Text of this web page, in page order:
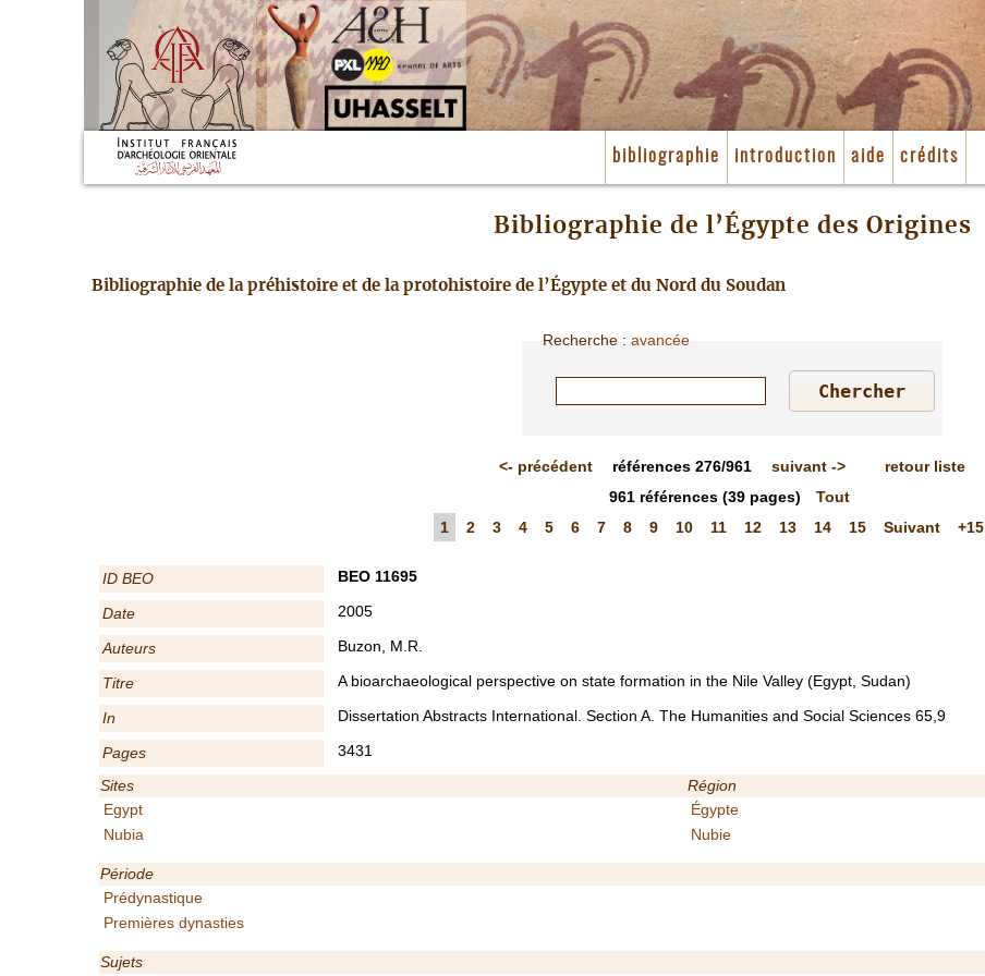
bibliographie introduction aide crédits
Bibliographie de l’Égypte des Origines
Bibliographie de la préhistoire et de la protohistoire de l’Égypte et du Nord du Soudan
Recherche :avancée
<- précédent références 276/961 suivant ->
retour liste
961 références(39 pages)
Tout
1
2 3 4 5 6 7 8 9 10 11 12 13 14 15 Suivant +15
ID BEO BEO 11695
Date 2005
Auteurs Buzon, M.R.
Titre A bioarchaeological perspective on state formation in the Nile Valley (Egypt, Sudan)
In Dissertation Abstracts International. Section A. The Humanities and Social Sciences 65,9
Pages
3431
Sites
Région
Egypt
Égypte
Nubia
Nubie
Période
Prédynastique
Premières dynasties
Sujets